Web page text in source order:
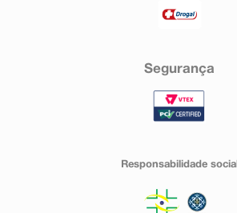
Segurança
Responsabilidade social